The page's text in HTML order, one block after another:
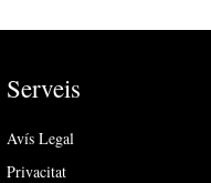
Serveis
Avís Legal
Privacitat